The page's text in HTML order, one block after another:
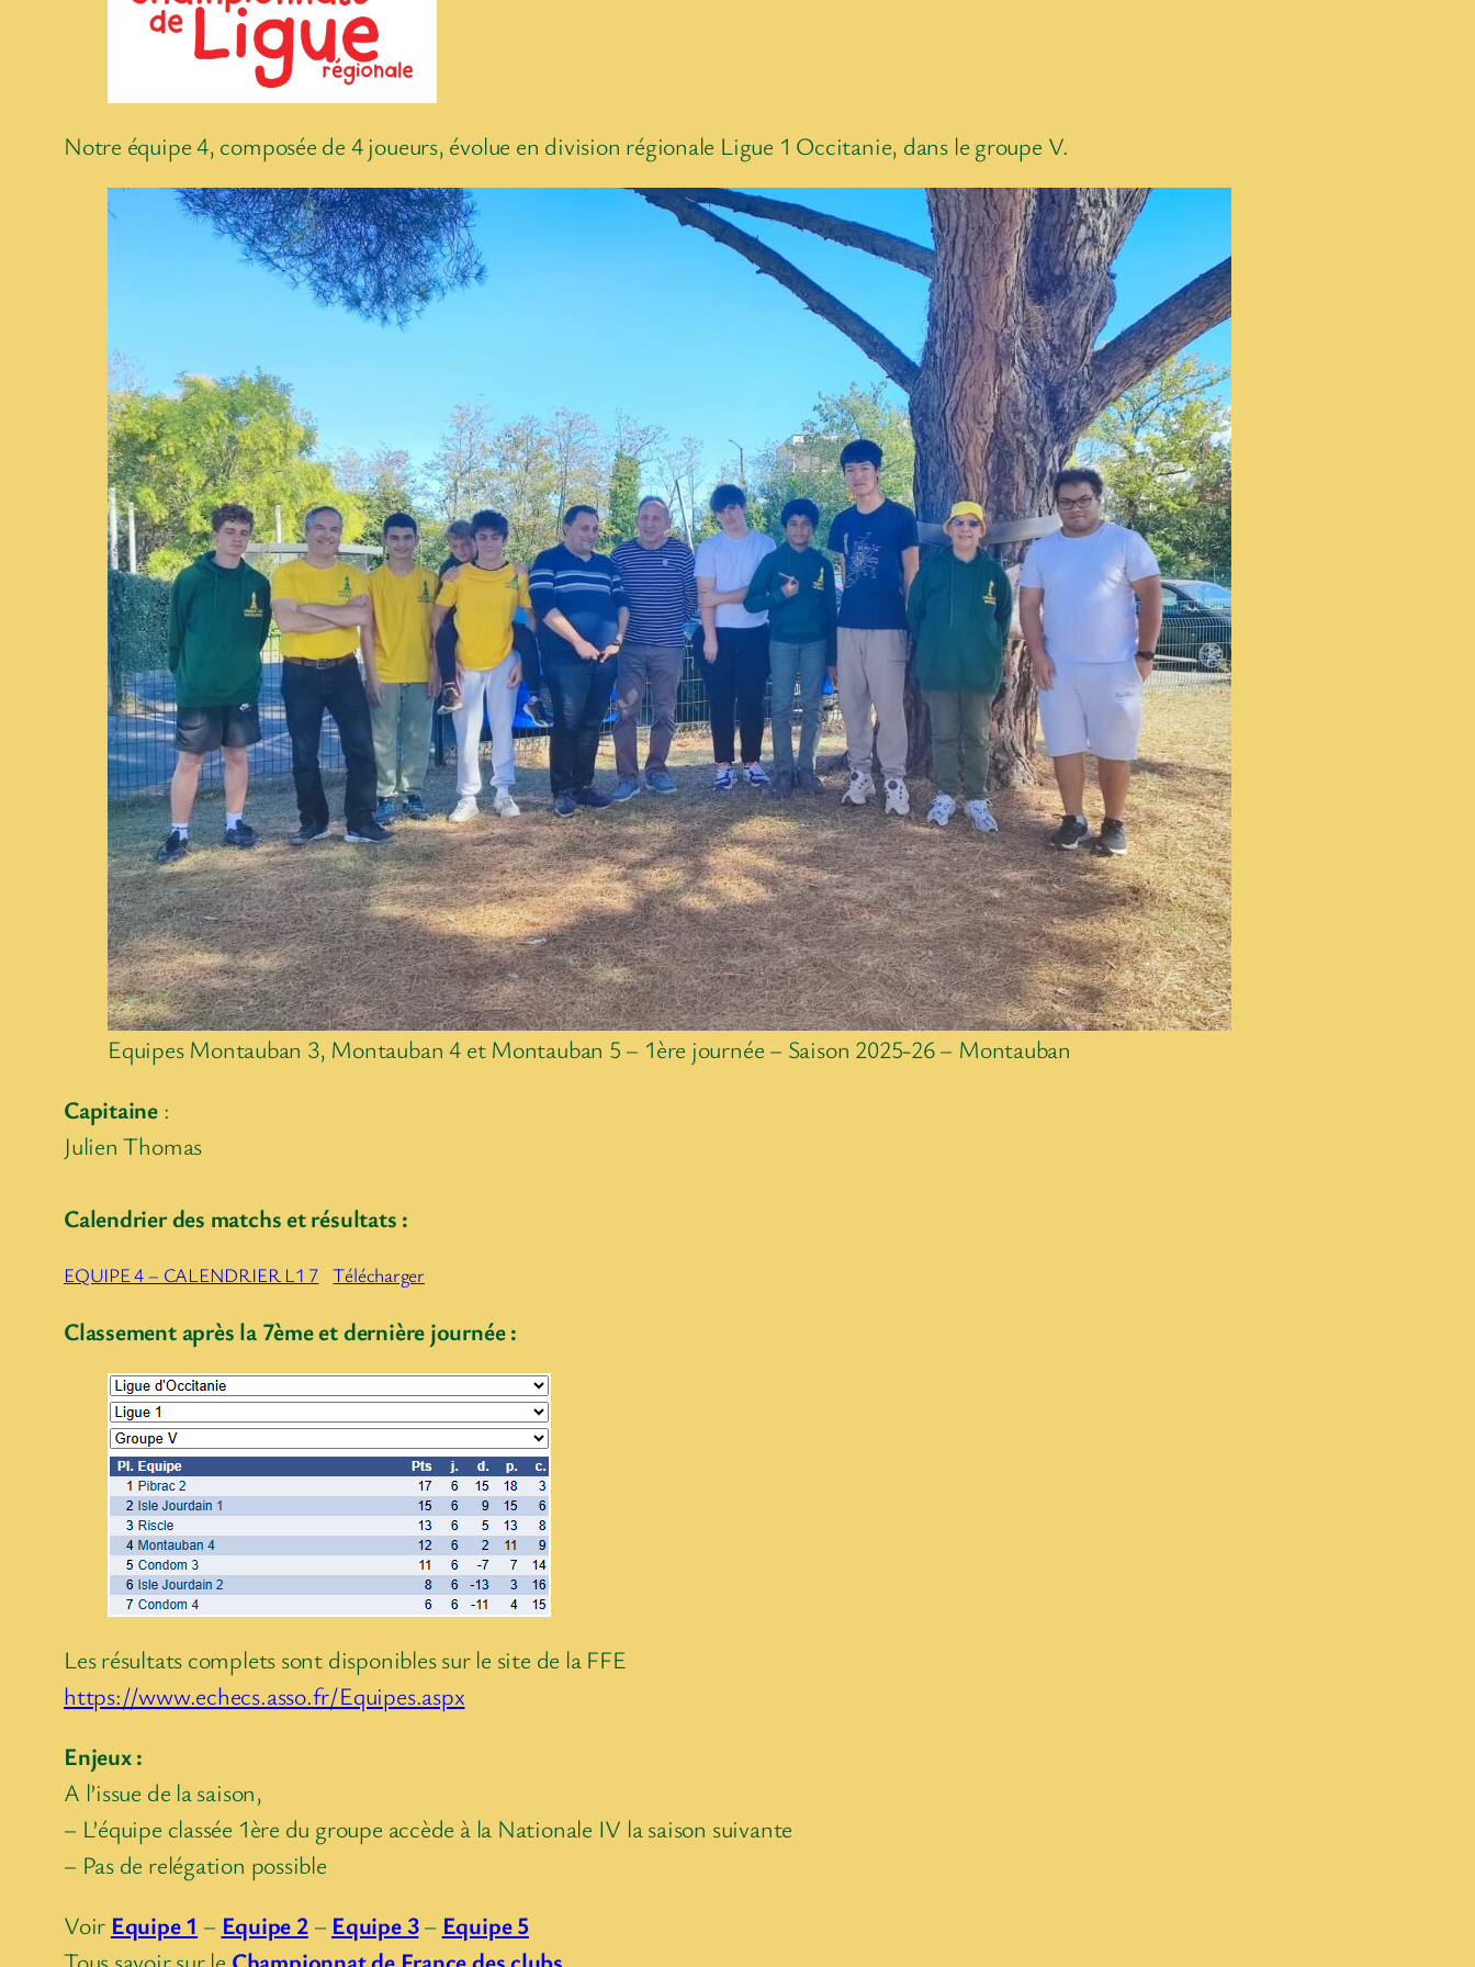
Notre équipe 4, composée de 4 joueurs, évolue en division régionale Ligue 1 Occitanie, dans le groupe V.
Equipes Montauban 3, Montauban 4 et Montauban 5 – 1ère journée – Saison 2025-26 – Montauban
Capitaine :
Julien Thomas
Calendrier des matchs et résultats :
EQUIPE 4 – CALENDRIER L1 7 Télécharger
Classement après la 7ème et dernière journée :
Les résultats complets sont disponibles sur le site de la FFE
https://www.echecs.asso.fr/Equipes.aspx
Enjeux :
A l’issue de la saison,
– L’équipe classée 1ère du groupe accède à la Nationale IV la saison suivante
– Pas de relégation possible
Voir Equipe 1 – Equipe 2– Equipe 3– Equipe 5
Tous savoir sur le Championnat de France des clubs